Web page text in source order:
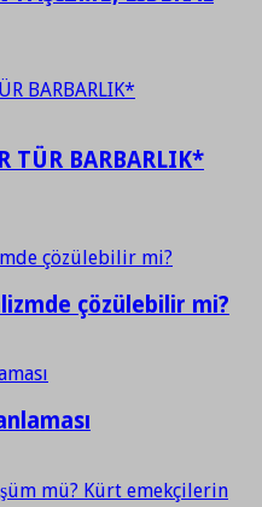
TÜR BARBARLIK*
çözülebilir mi?